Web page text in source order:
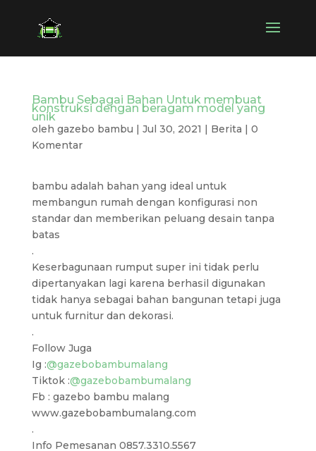
Bambu Sebagai Bahan Untuk membuat
konstruksi dengan beragam model yang
unik
oleh gazebo bambu | Jul 30, 2021 | Berita | 0
Komentar
bambu adalah bahan yang ideal untuk
membangun rumah dengan konfigurasi non
standar dan memberikan peluang desain tanpa
batas
.
Keserbagunaan rumput super ini tidak perlu
dipertanyakan lagi karena berhasil digunakan
tidak hanya sebagai bahan bangunan tetapi juga
untuk furnitur dan dekorasi.
.
Follow Juga
Ig :@gazebobambumalang
Tiktok :@gazebobambumalang
Fb : gazebo bambu malang
www.gazebobambumalang.com
.
Info Pemesanan 0857.3310.5567